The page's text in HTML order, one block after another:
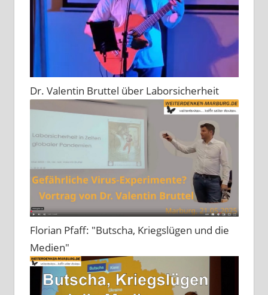
Dr. Valentin Bruttel über Laborsicherheit
Florian Pfaff: "Butscha, Kriegslügen und die
Medien"